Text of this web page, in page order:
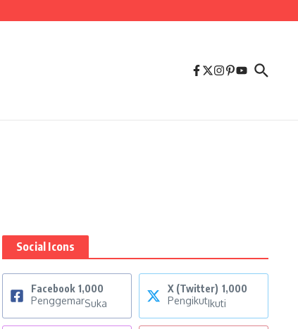
Social Icons
Facebook 1,000
PenggemarSuka
X (Twitter) 1,000
PengikutIkuti